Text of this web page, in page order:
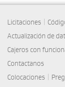
Licitaciones
Actualización de
Cajeros con
Contactanos
Colocaciones